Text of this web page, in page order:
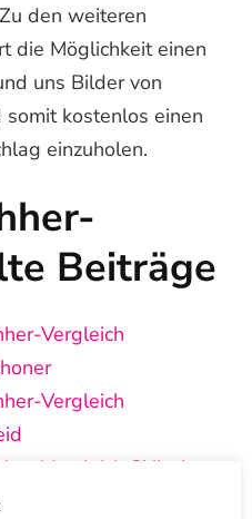
den weiteren
die Möglichkeit einen
uns Bilder von
somit kostenlos einen
einzuholen.
Beiträge
Vergleich
Vergleich Skijacke
Schuhe